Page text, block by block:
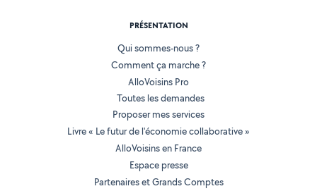
PRÉSENTATION
Qui sommes-nous ?
Comment ça marche ?
AlloVoisins Pro
Toutes les demandes
Proposer mes services
Livre « Le futur de l'économie collaborative »
AlloVoisins en France
Espace presse
Partenaires et Grands Comptes